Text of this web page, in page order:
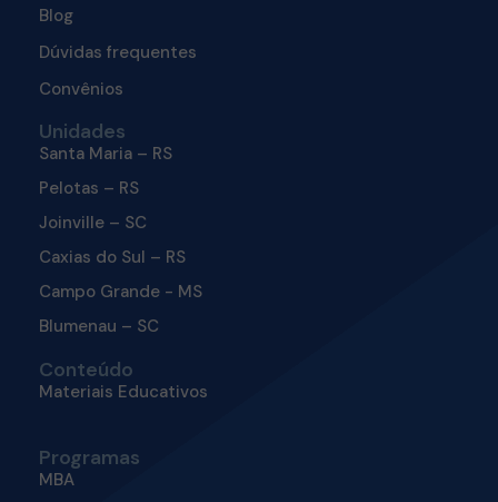
Blog
Dúvidas frequentes
Convênios
Unidades
Santa Maria – RS
Pelotas – RS
Joinville – SC
Caxias do Sul – RS
Campo Grande - MS
Blumenau – SC
Conteúdo
Materiais Educativos
Programas
MBA